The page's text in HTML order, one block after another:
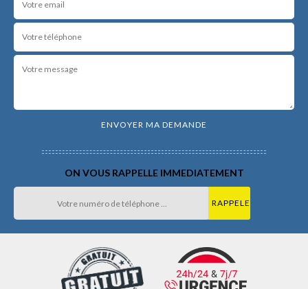
ON VOUS RAPPELLE IMMEDIATEMENT